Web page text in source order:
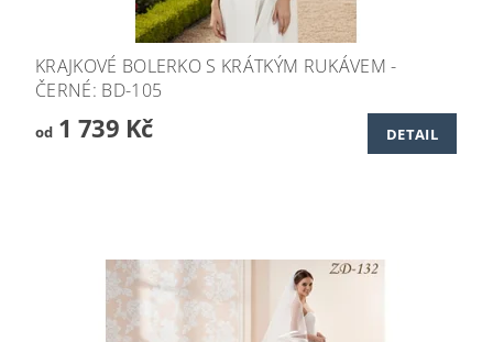
KRAJKOVÉ BOLERKO S KRÁTKÝM RUKÁVEM -
ČERNÉ: BD-105
od1 739 Kč DETAIL